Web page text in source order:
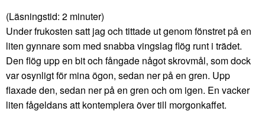
(Läsningstid: 2 minuter)
Under frukosten satt jag och tittade ut genom fönstret på en
liten gynnare som med snabba vingslag flög runt i trädet.
Den flög upp en bit och fångade något skrovmål, som dock
var osynligt för mina ögon, sedan ner på en gren. Upp
flaxade den, sedan ner på en gren och om igen. En vacker
liten fågeldans att kontemplera över till morgonkaffet.